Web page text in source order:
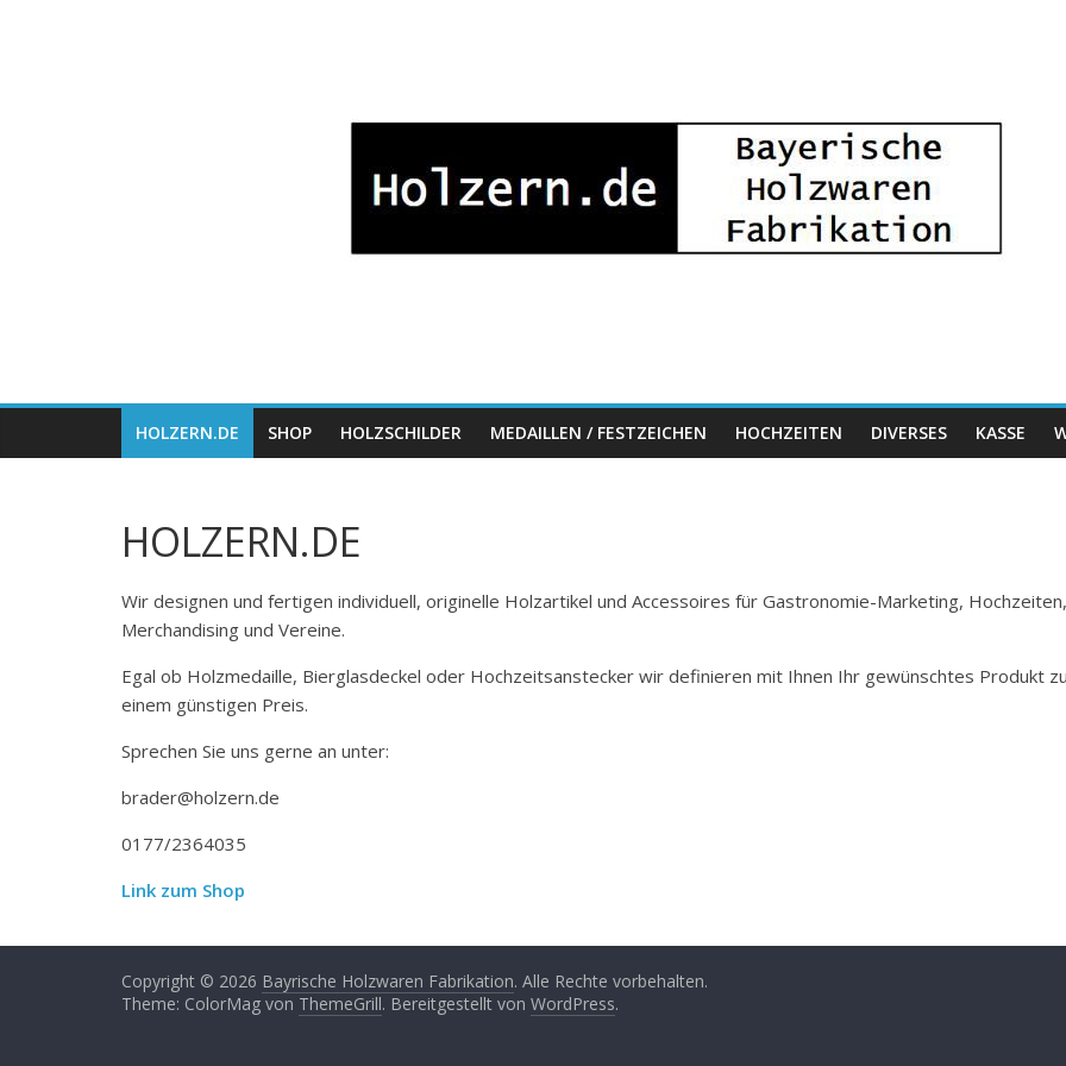
Holzwaren
Fabrikation
HOLZERN.DE SHOP HOLZSCHILDER MEDAILLEN / FESTZEICHEN HOCHZEITEN DIVERSES KASSE
HOLZERN.DE
Wir designen und fertigen individuell, originelle Holzartikel und Accessoires für Gastronomie-Marketing, Hochzeiten,
Merchandising und Vereine.
Egal ob Holzmedaille, Bierglasdeckel oder Hochzeitsanstecker wir definieren mit Ihnen Ihr gewünschtes Produkt
einem günstigen Preis.
Sprechen Sie uns gerne an unter:
brader@holzern.de
0177/2364035
Link zum Shop
Copyright © 2026 Bayrische Holzwaren Fabrikation. Alle Rechte vorbehalten.
Theme: ColorMag von ThemeGrill. Bereitgestellt von WordPress.